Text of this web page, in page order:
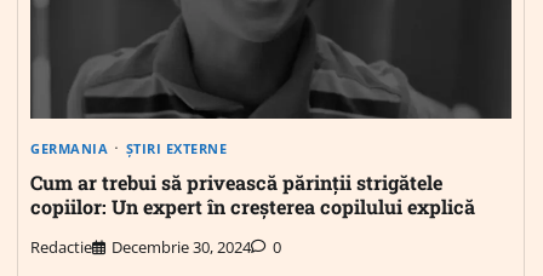
GERMANIA ȘTIRI EXTERNE
Cum ar trebui să privească părinții strigătele
copiilor: Un expert în creșterea copilului explică
Redactie Decembrie 30, 2024 0